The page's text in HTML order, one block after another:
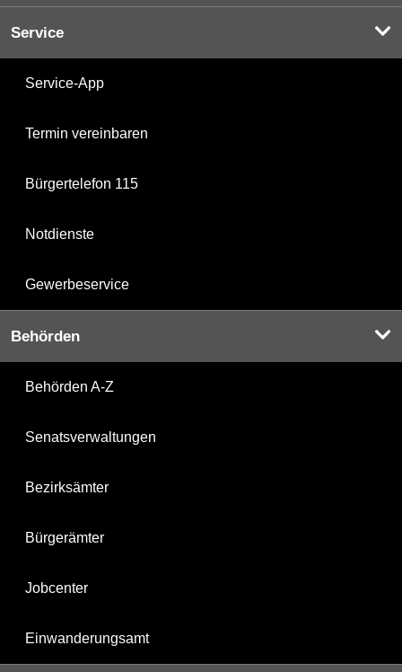
Service
Service-App
Termin vereinbaren
Bürgertelefon 115
Notdienste
Gewerbeservice
Behörden
Behörden A-Z
Senatsverwaltungen
Bezirksämter
Bürgerämter
Jobcenter
Einwanderungsamt